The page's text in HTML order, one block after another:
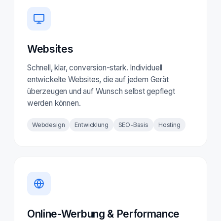
Websites
Schnell, klar, conversion-stark. Individuell
entwickelte Websites, die auf jedem Gerät
überzeugen und auf Wunsch selbst gepflegt
werden können.
Webdesign Entwicklung SEO-Basis Hosting
Online-Werbung & Performance